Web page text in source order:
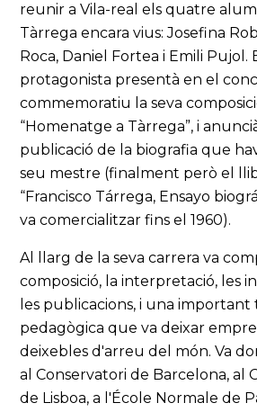
reunir a Vila-real els quatre
Tàrrega encara vius: Josefina
Roca, Daniel Fortea i Emili Pujol.
protagonista presentà en el
commemoratiu la seva
“Homenatge a Tàrrega”, i
publicació de la biografia que
seu mestre (finalment però el
“Francisco Tárrega, Ensayo
va comercialitzar fins el 1960).
Al llarg de la seva carrera va
composició, la interpretació, les
les publicacions, i una important
pedagògica que va deixar
deixebles d'arreu del món. Va
al Conservatori de Barcelona, al
de Lisboa, a l'École Normale de